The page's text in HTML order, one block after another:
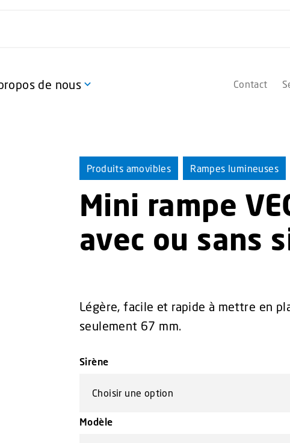
de nous Contact
Produits amovibles Rampes lumineuses
Mini rampe
avec ou sans
Légère, facile et rapide à mettre en
seulement 67 mm.
Sirène
Modèle